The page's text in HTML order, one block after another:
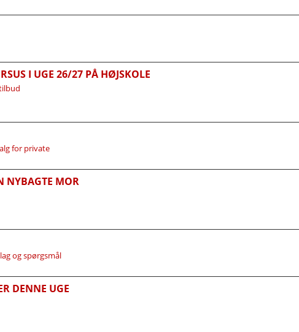
I UGE 26/27 PÅ HØJSKOLE
for private
NYBAGTE MOR
og spørgsmål
DENNE UGE